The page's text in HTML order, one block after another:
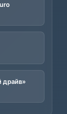
драйв»